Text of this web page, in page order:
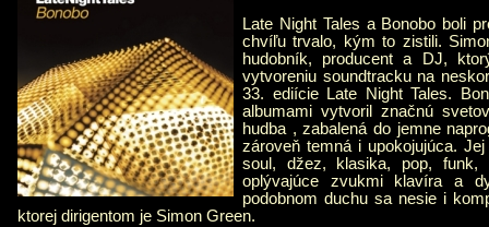
Late Night Tales a Bonobo boli
chvíľu trvalo, kým to zistili.
hudobník, producent a DJ,
vytvoreniu soundtracku na
33. ediície Late Night Tales.
albumami vytvoril značnú
hudba , zabalená do jemne
zároveň temná i upokojujúca.
soul, džez, klasika, pop, funk,
oplývajúce zvukmi klavíra a
podobnom duchu sa nesie i
ktorej dirigentom je Simon Green.